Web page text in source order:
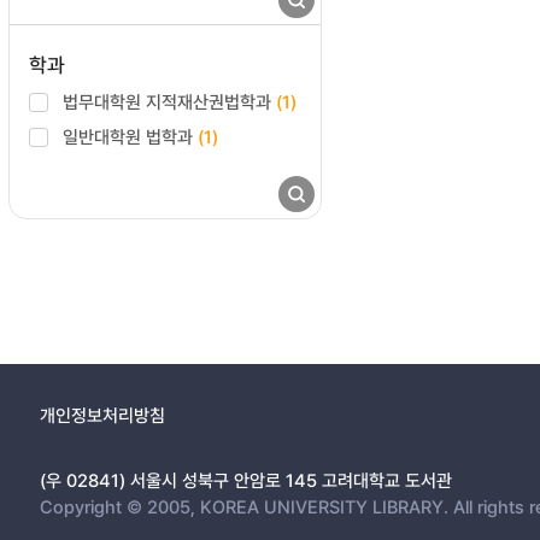
학과
법무대학원 지적재산권법학과 (1)
일반대학원 법학과 (1)
개인정보처리방침
(우 02841) 서울시 성북구 안암로 145 고려대학교 도서관
Copyright © 2005, KOREA UNIVERSITY LIBRARY. All rights